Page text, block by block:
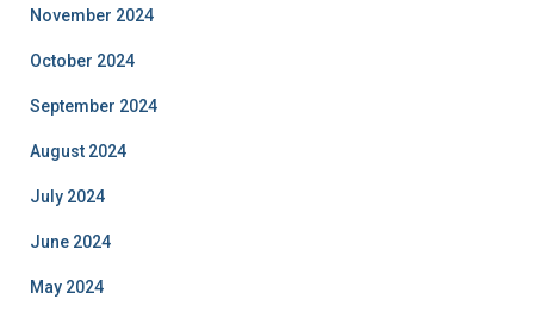
November 2024
October 2024
September 2024
August 2024
July 2024
June 2024
May 2024